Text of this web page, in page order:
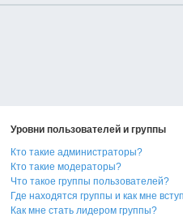
Уровни пользователей и группы
Кто такие администраторы?
Кто такие модераторы?
Что такое группы пользователей?
Где находятся группы и как мне
Как мне стать лидером группы?